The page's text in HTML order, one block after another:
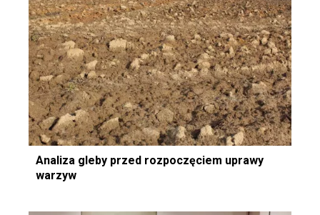
Analiza gleby przed rozpoczęciem uprawy
warzyw